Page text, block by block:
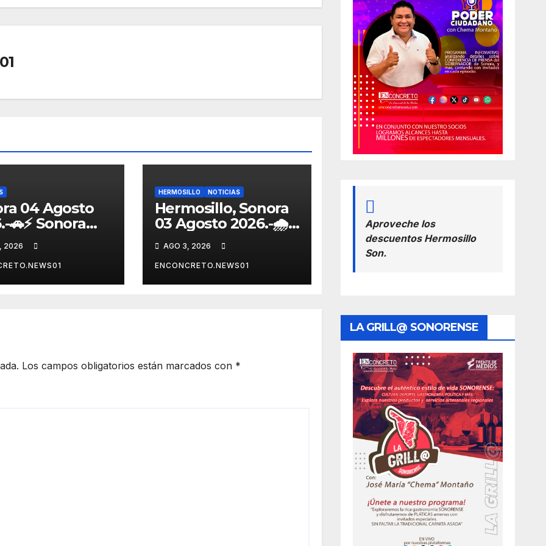
04 Agosto
🚗⚡ Sonora
un
eléctrico
2026
HERMOSILLO NOTICIAS
Hermosillo, Sonora
03 Agosto 2026.-🌧️
lluvias para
Hermosillo esta
noche; norte de
AGO 3, 2026
ENCONCRETO.NEWS01
Los campos obligatorios están marcados con *
Aproveche los
descuentos Hermosillo
Son.
LA GRILL@ SONORENSE